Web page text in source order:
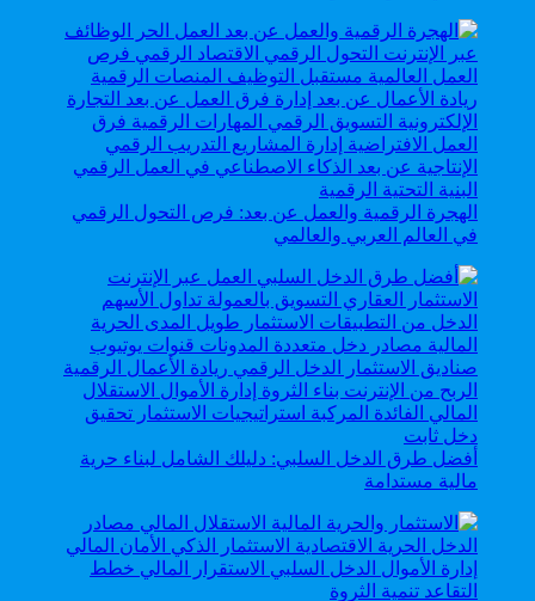
الهجرة الرقمية والعمل عن بعد: فرص التحول الرقمي
في العالم العربي والعالمي
أفضل طرق الدخل السلبي: دليلك الشامل لبناء حرية
مالية مستدامة